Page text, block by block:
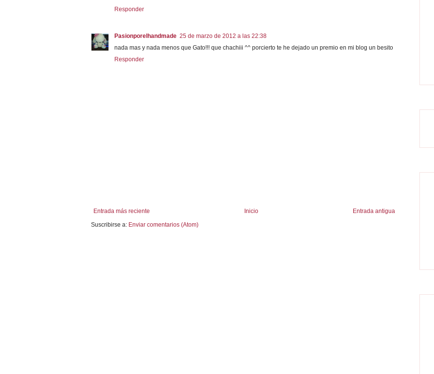
Responder
Pasionporelhandmade 25 de marzo de 2012 a las 22:38
nada mas y nada menos que Gato!!! que chachiii ^^ porcierto te he dejado un premio en mi blog un besito
Responder
Entrada más reciente Entrada antigua
Inicio
Suscribirse a: Enviar comentarios (Atom)